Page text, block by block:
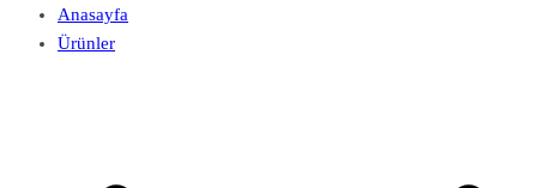
Anasayfa
Ürünler